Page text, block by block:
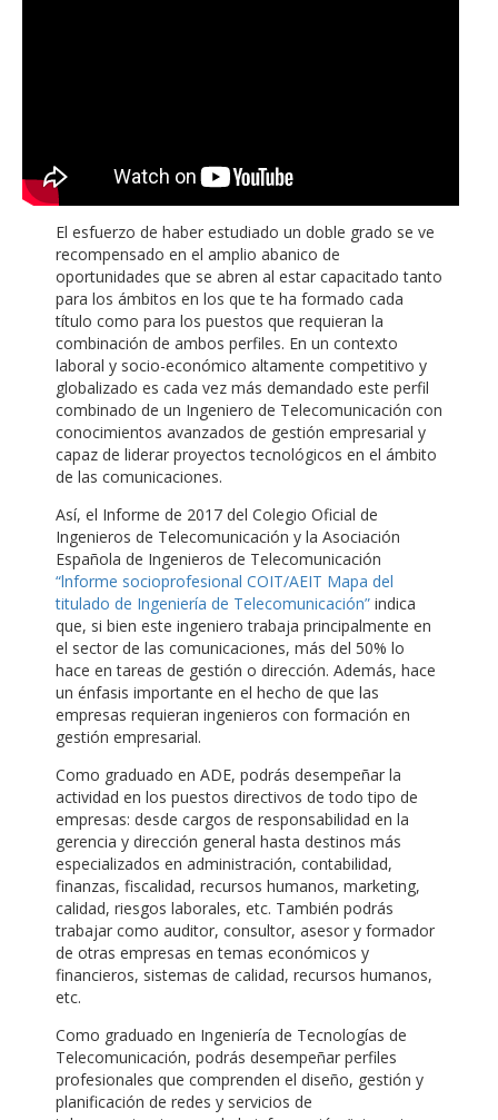
El esfuerzo de haber estudiado un doble grado se ve
recompensado en el amplio abanico de
oportunidades que se abren al estar capacitado tanto
para los ámbitos en los que te ha formado cada
título como para los puestos que requieran la
combinación de ambos perfiles. En un contexto
laboral y socio-económico altamente competitivo y
globalizado es cada vez más demandado este perfil
combinado de un Ingeniero de Telecomunicación con
conocimientos avanzados de gestión empresarial y
capaz de liderar proyectos tecnológicos en el ámbito
de las comunicaciones.
Así, el Informe de 2017 del Colegio Oficial de
Ingenieros de Telecomunicación y la Asociación
Española de Ingenieros de Telecomunicación
“lnforme socioprofesional COIT/AEIT Mapa del
titulado de Ingeniería de Telecomunicación” indica
que, si bien este ingeniero trabaja principalmente en
el sector de las comunicaciones, más del 50% lo
hace en tareas de gestión o dirección. Además, hace
un énfasis importante en el hecho de que las
empresas requieran ingenieros con formación en
gestión empresarial.
Como graduado en ADE, podrás desempeñar la
actividad en los puestos directivos de todo tipo de
empresas: desde cargos de responsabilidad en la
gerencia y dirección general hasta destinos más
especializados en administración, contabilidad,
finanzas, fiscalidad, recursos humanos, marketing,
calidad, riesgos laborales, etc. También podrás
trabajar como auditor, consultor, asesor y formador
de otras empresas en temas económicos y
financieros, sistemas de calidad, recursos humanos,
etc.
Como graduado en Ingeniería de Tecnologías de
Telecomunicación, podrás desempeñar perfiles
profesionales que comprenden el diseño, gestión y
planificación de redes y servicios de